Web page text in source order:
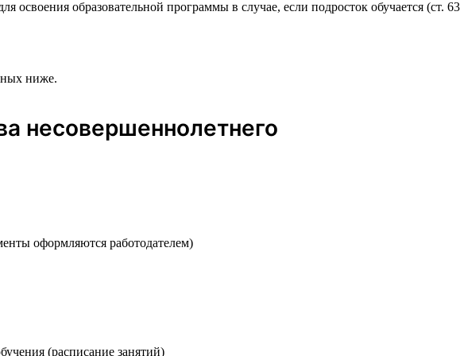
освоения образовательной программы в случае, если подросток обучается (ст.
ниже.
несовершеннолетнего
оформляются работодателем)
(расписание занятий)